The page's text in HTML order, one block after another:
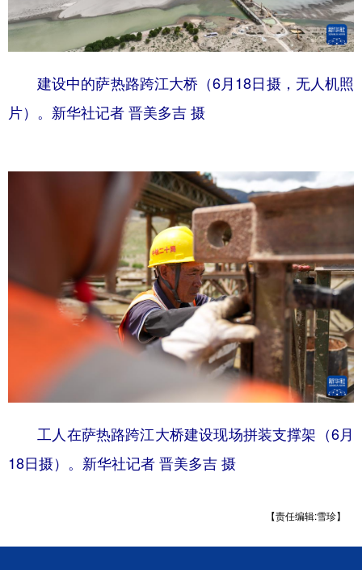
建设中的萨热路跨江大桥（6月18日摄，无人机照
片）。新华社记者 晋美多吉 摄
工人在萨热路跨江大桥建设现场拼装支撑架（6月
18日摄）。新华社记者 晋美多吉 摄
【责任编辑:雪珍】